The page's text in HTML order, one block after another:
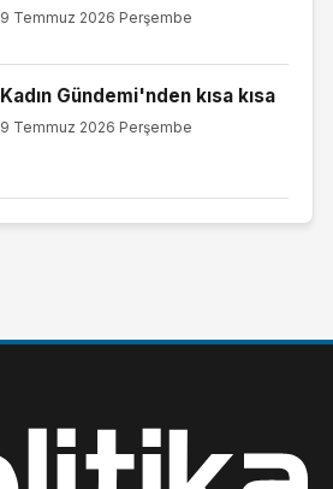
9 Temmuz 2026 Perşembe
Kadın Gündemi'nden kısa kısa
9 Temmuz 2026 Perşembe